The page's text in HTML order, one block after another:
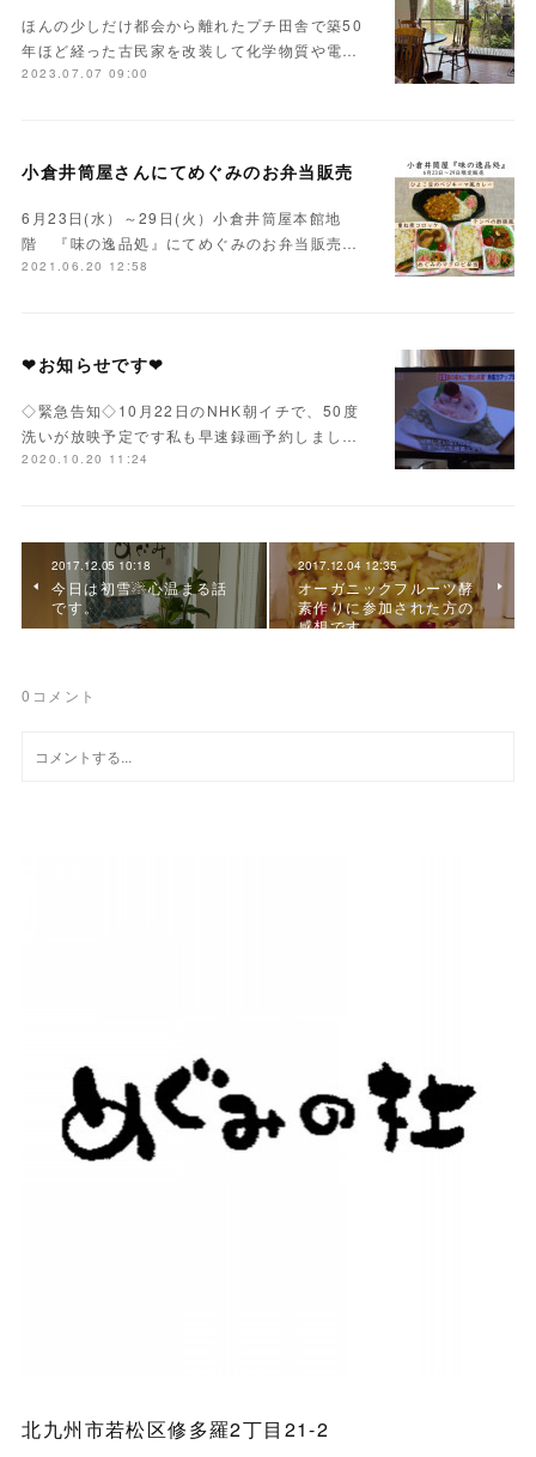
ほんの少しだけ都会から離れたプチ田舎で築50
年ほど経った古民家を改装して化学物質や電…
2023.07.07 09:00
小倉井筒屋さんにてめぐみのお弁当販売
6月23日(水）～29日(火）小倉井筒屋本館地
階 『味の逸品処』にてめぐみのお弁当販売…
2021.06.20 12:58
❤お知らせです❤
◇緊急告知◇10月22日のNHK朝イチで、50度
洗いが放映予定です私も早速録画予約しまし…
2020.10.20 11:24
2017.12.05 10:18
今日は初雪☃心温まる話
です。
2017.12.04 12:35
オーガニックフルーツ酵
素作りに参加された方の
感想です
0 コメント
北九州市若松区修多羅2丁目21-2